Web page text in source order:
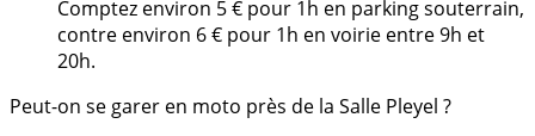
Comptez environ 5 € pour 1h en parking souterrain,
contre environ 6 € pour 1h en voirie entre 9h et
20h.
Peut-on se garer en moto près de la Salle Pleyel ?